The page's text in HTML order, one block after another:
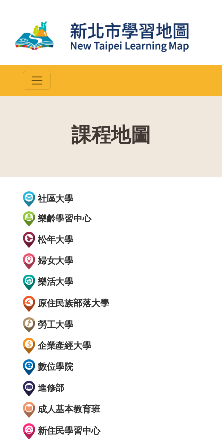
課程地圖
社區大學
樂齡學習中心
松年大學
婦女大學
樂活大學
原住民族部落大學
勞工大學
企業產經大學
數位學院
進修部
成人基本教育班
新住民學習中心